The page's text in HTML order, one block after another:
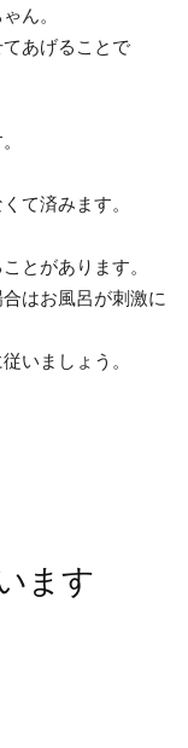
ん。
あげることで
て済みます。
とがあります。
はお風呂が刺激に
いましょう。
ます